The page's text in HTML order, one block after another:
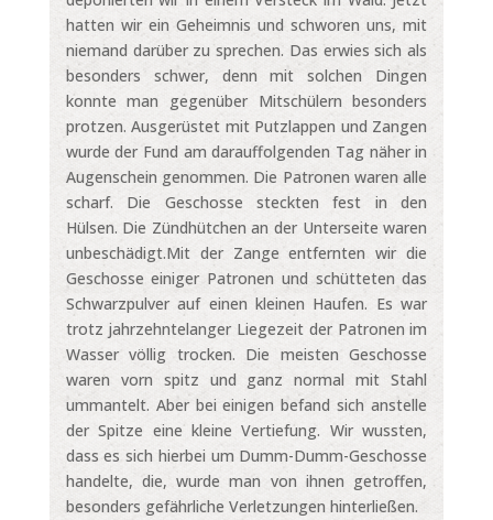
hatten wir ein Geheimnis und schworen uns, mit
niemand darüber zu sprechen. Das erwies sich als
besonders schwer, denn mit solchen Dingen
konnte man gegenüber Mitschülern besonders
protzen. Ausgerüstet mit Putzlappen und Zangen
wurde der Fund am darauffolgenden Tag näher in
Augenschein genommen. Die Patronen waren alle
scharf. Die Geschosse steckten fest in den
Hülsen. Die Zündhütchen an der Unterseite waren
unbeschädigt.Mit der Zange entfernten wir die
Geschosse einiger Patronen und schütteten das
Schwarzpulver auf einen kleinen Haufen. Es war
trotz jahrzehntelanger Liegezeit der Patronen im
Wasser völlig trocken. Die meisten Geschosse
waren vorn spitz und ganz normal mit Stahl
ummantelt. Aber bei einigen befand sich anstelle
der Spitze eine kleine Vertiefung. Wir wussten,
dass es sich hierbei um Dumm-Dumm-Geschosse
handelte, die, wurde man von ihnen getroffen,
besonders gefährliche Verletzungen hinterließen.